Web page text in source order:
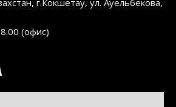
(офис)